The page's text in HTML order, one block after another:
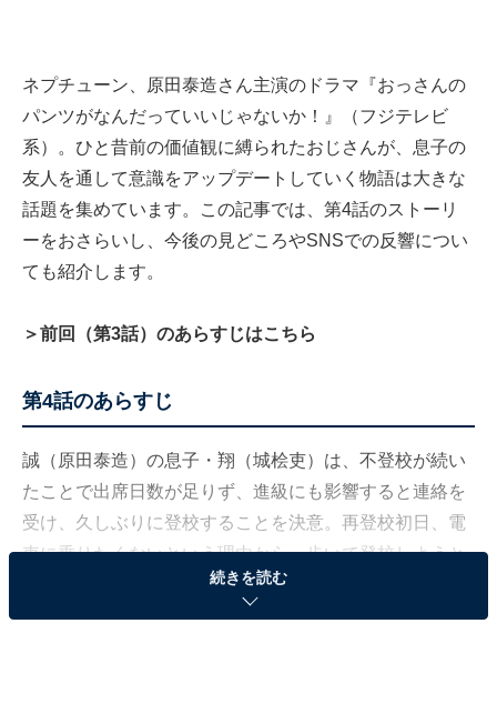
ネプチューン、原田泰造さん主演のドラマ『おっさんの
パンツがなんだっていいじゃないか！』（フジテレビ
系）。ひと昔前の価値観に縛られたおじさんが、息子の
友人を通して意識をアップデートしていく物語は大きな
話題を集めています。この記事では、第4話のストーリ
ーをおさらいし、今後の見どころやSNSでの反響につい
ても紹介します。
＞前回（第3話）のあらすじはこちら
第4話のあらすじ
誠（原田泰造）の息子・翔（城桧吏）は、不登校が続い
たことで出席日数が足りず、進級にも影響すると連絡を
受け、久しぶりに登校することを決意。再登校初日、電
車に乗りたくないという理由から、歩いて登校しようと
する翔に、誠が車で送ることを提案します。
続きを読む